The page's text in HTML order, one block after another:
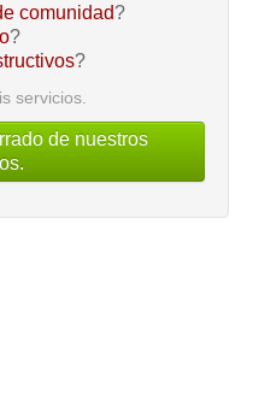
comunidad?
?
?
servicios.
de nuestros